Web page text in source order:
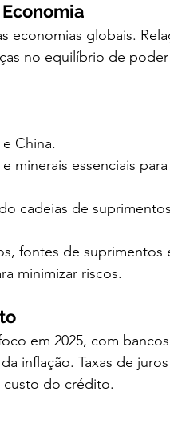
economias globais.
no equilíbrio de
China.
minerais essenciais para
cadeias de
fontes de suprimentos
minimizar riscos.
em 2025, com
inflação. Taxas de
custo do crédito.